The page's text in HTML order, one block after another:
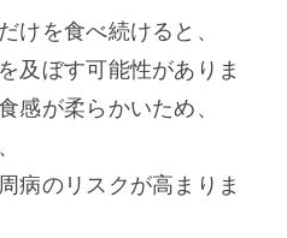
けを食べ続けると、
及ぼす可能性がありま
感が柔らかいため、
病のリスクが高まりま